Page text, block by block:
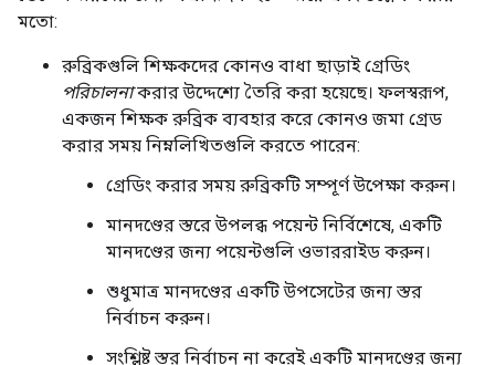
মতো:
রুব্রিকগুলি শিক্ষকদের কোনও বাধা ছাড়াই গ্রেডিং
পরিচালনাকরার উদ্দেশ্যে তৈরি করা হয়েছে। ফলস্বরূপ,
একজন শিক্ষক রুব্রিক ব্যবহার করে কোনও জমা গ্রেড
করার সময় নিম্নলিখিতগুলি করতে পারেন:
গ্রেডিং করার সময় রুব্রিকটি সম্পূর্ণ উপেক্ষা করুন।
মানদণ্ডের স্তরে উপলব্ধ পয়েন্ট নির্বিশেষে, একটি
মানদণ্ডের জন্য পয়েন্টগুলি ওভাররাইড করুন।
শুধুমাত্র মানদণ্ডের একটি উপসেটের জন্য স্তর
নির্বাচন করুন।
সংশ্লিষ্ট স্তর নির্বাচন না করেই একটি মানদণ্ডের জন্য